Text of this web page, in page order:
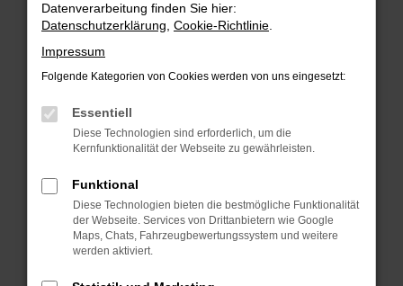
Beim Laden ist ein Fehler aufgetreten.
Hier sind ein paar Tipps, die dir helfen können:
Internetverbindung.
Laden andere Webseiten, zum Beispiel
Prüfe deine Browsererweiterungen.
Manche Erweiterungen, wie Werbeblocker,
können das Laden bestimmter Seiten
verhindern. Funktioniert die Seite in einem
anderen Browser oder in einem privaten
Datenverarbeitung finden Sie hier:
Datenschutzerklärung Cookie-Richtlinie
Impressum
Folgende Kategorien von Cookies werden von uns eingesetzt:
Essentiell
Diese Technologien sind erforderlich, um die
Kernfunktionalität der Webseite zu gewährleisten.
Funktional
Diese Technologien bieten die bestmögliche Funktionalität
der Webseite. Services von Drittanbietern wie Google
Maps, Chats, Fahrzeugbewertungssystem und weitere
werden aktiviert.